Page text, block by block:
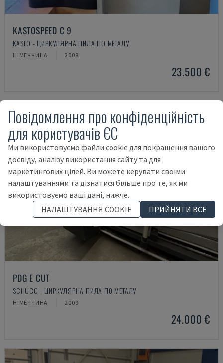
KASTOSPEED C 9
KASTO - ЦИРКУЛЯРНА ПИЛА ПО МЕТАЛУ
НІМЕЧЧИНА 2008
23.500 €
PDG E CUT
SCHÜCO - ЦИРКУЛЯРНА ПИЛА ПО МЕТАЛУ
НІМЕЧЧИНА 2009
24.000 €
Повідомлення про конфіденційність
для користувачів ЄС
Ми використовуємо файли cookie для покращення вашого
досвіду, аналізу використання сайту та для
маркетингових цілей. Ви можете керувати своїми
налаштуваннями та дізнатися більше про те, як ми
використовуємо ваші дані, нижче.
НАЛАШТУВАННЯ COOKIE
ПРИЙНЯТИ ВСЕ